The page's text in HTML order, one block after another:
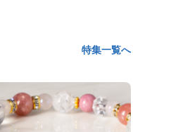
特集一覧へ